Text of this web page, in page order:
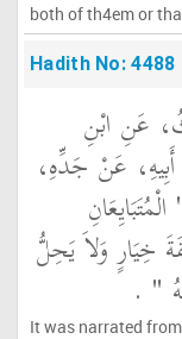
both of th4em or
Hadith No: 4488
عَنِ ابْنِ
عَنْ جَدِّهِ،
خِيَارٍ وَلاَ يَحِلُّ
‏"
‏ ‏.‏
It was narrated